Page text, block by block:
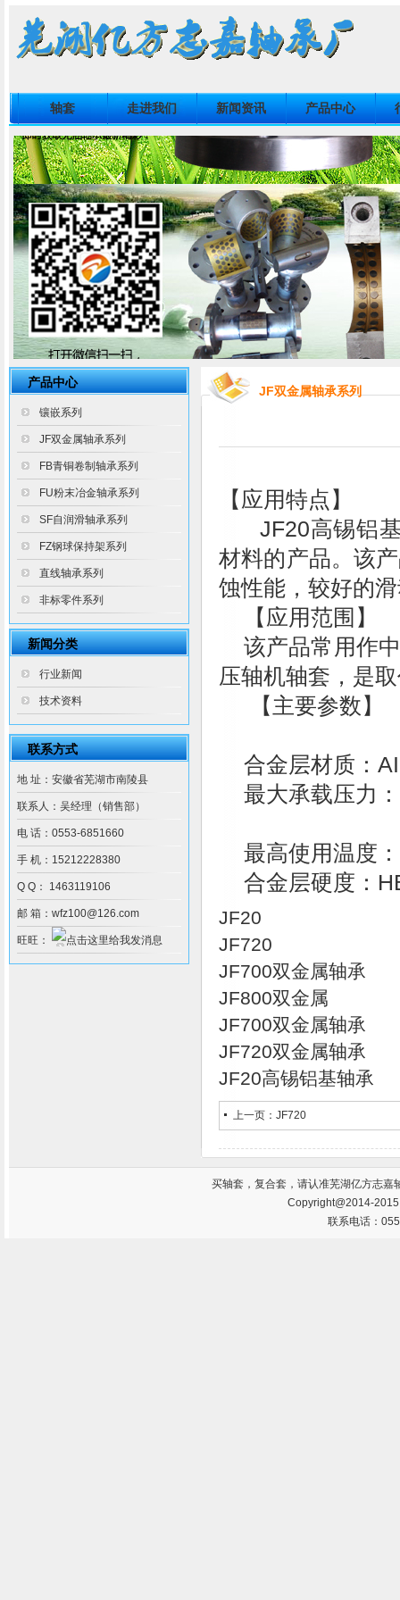
轴套 走进我们 新闻资讯 产品中心
产品中心
镶嵌系列
JF双金属轴承系列
FB青铜卷制轴承系列
FU粉末冶金轴承系列
SF自润滑轴承系列
FZ钢球保持架系列
直线轴承系列
非标零件系列
新闻分类
行业新闻
技术资料
联系方式
地 址：安徽省芜湖市南陵县
联系人：吴经理（销售部）
电 话：0553-6851660
手 机：15212228380
Q Q： 1463119106
邮 箱：wfz100@126.com
旺旺：
JF双金属轴承系列
【应用特点】
JF20高锡铝基
材料的产品。该
蚀性能，较好的
【应用范围】
该产品常用作中
压轴机轴套，是
【主要参数】
合金层材质：
最大承载压力
最高使用温度
合金层硬度：
JF20
JF720
JF700双金属轴承
JF800双金属
JF700双金属轴承
JF720双金属轴承
JF20高锡铝基轴承
上一页： JF720
买轴套 ， 复合套 ，请认准芜湖亿方志嘉
Copyright@2014-
联系电话：